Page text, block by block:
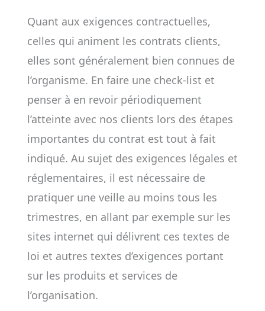
Quant aux exigences contractuelles,
celles qui animent les contrats clients,
elles sont généralement bien connues de
l’organisme. En faire une check-list et
penser à en revoir périodiquement
l’atteinte avec nos clients lors des étapes
importantes du contrat est tout à fait
indiqué. Au sujet des exigences légales et
réglementaires, il est nécessaire de
pratiquer une veille au moins tous les
trimestres, en allant par exemple sur les
sites internet qui délivrent ces textes de
loi et autres textes d’exigences portant
sur les produits et services de
l’organisation.